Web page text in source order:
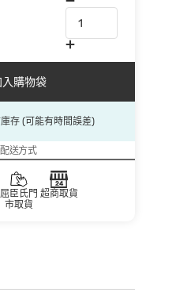
入購物袋
存 (可能有時間誤差)
配送方式
屈臣氏門
市取貨
超商取貨